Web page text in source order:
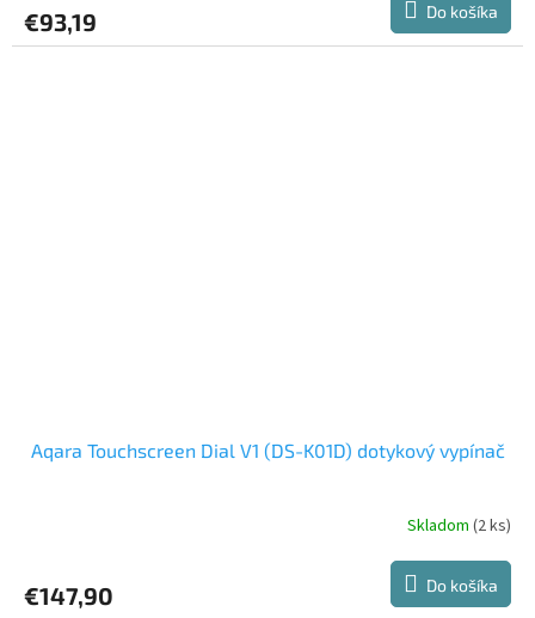
€93,19 Do košíka
Aqara Touchscreen Dial V1 (DS-K01D) dotykový vypínač
Skladom (2 ks)
€147,90 Do košíka